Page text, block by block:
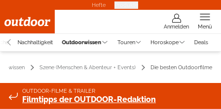
Hefte
Anmelden Menü
Nachhaltigkeit Outdoorwissen Touren Horoskope Deals
Szene (Menschen & Abenteur + Events) Die besten Outdoorfilme
OUTDOOR-FILME & TRAILER
Filmtipps der OUTDOOR-Redaktion